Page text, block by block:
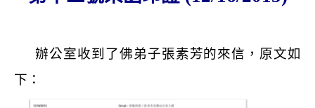
辦公室收到了佛弟子張素芳的來信，原文如
下：